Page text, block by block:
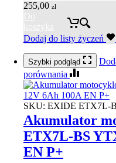
255,00 zł
Do
koszyka
Dodaj do listy życzeń
Szybki podgląd
porównania
SKU: EXIDE ETX7L-
Akumulator
ETX7L-BS
EN P+